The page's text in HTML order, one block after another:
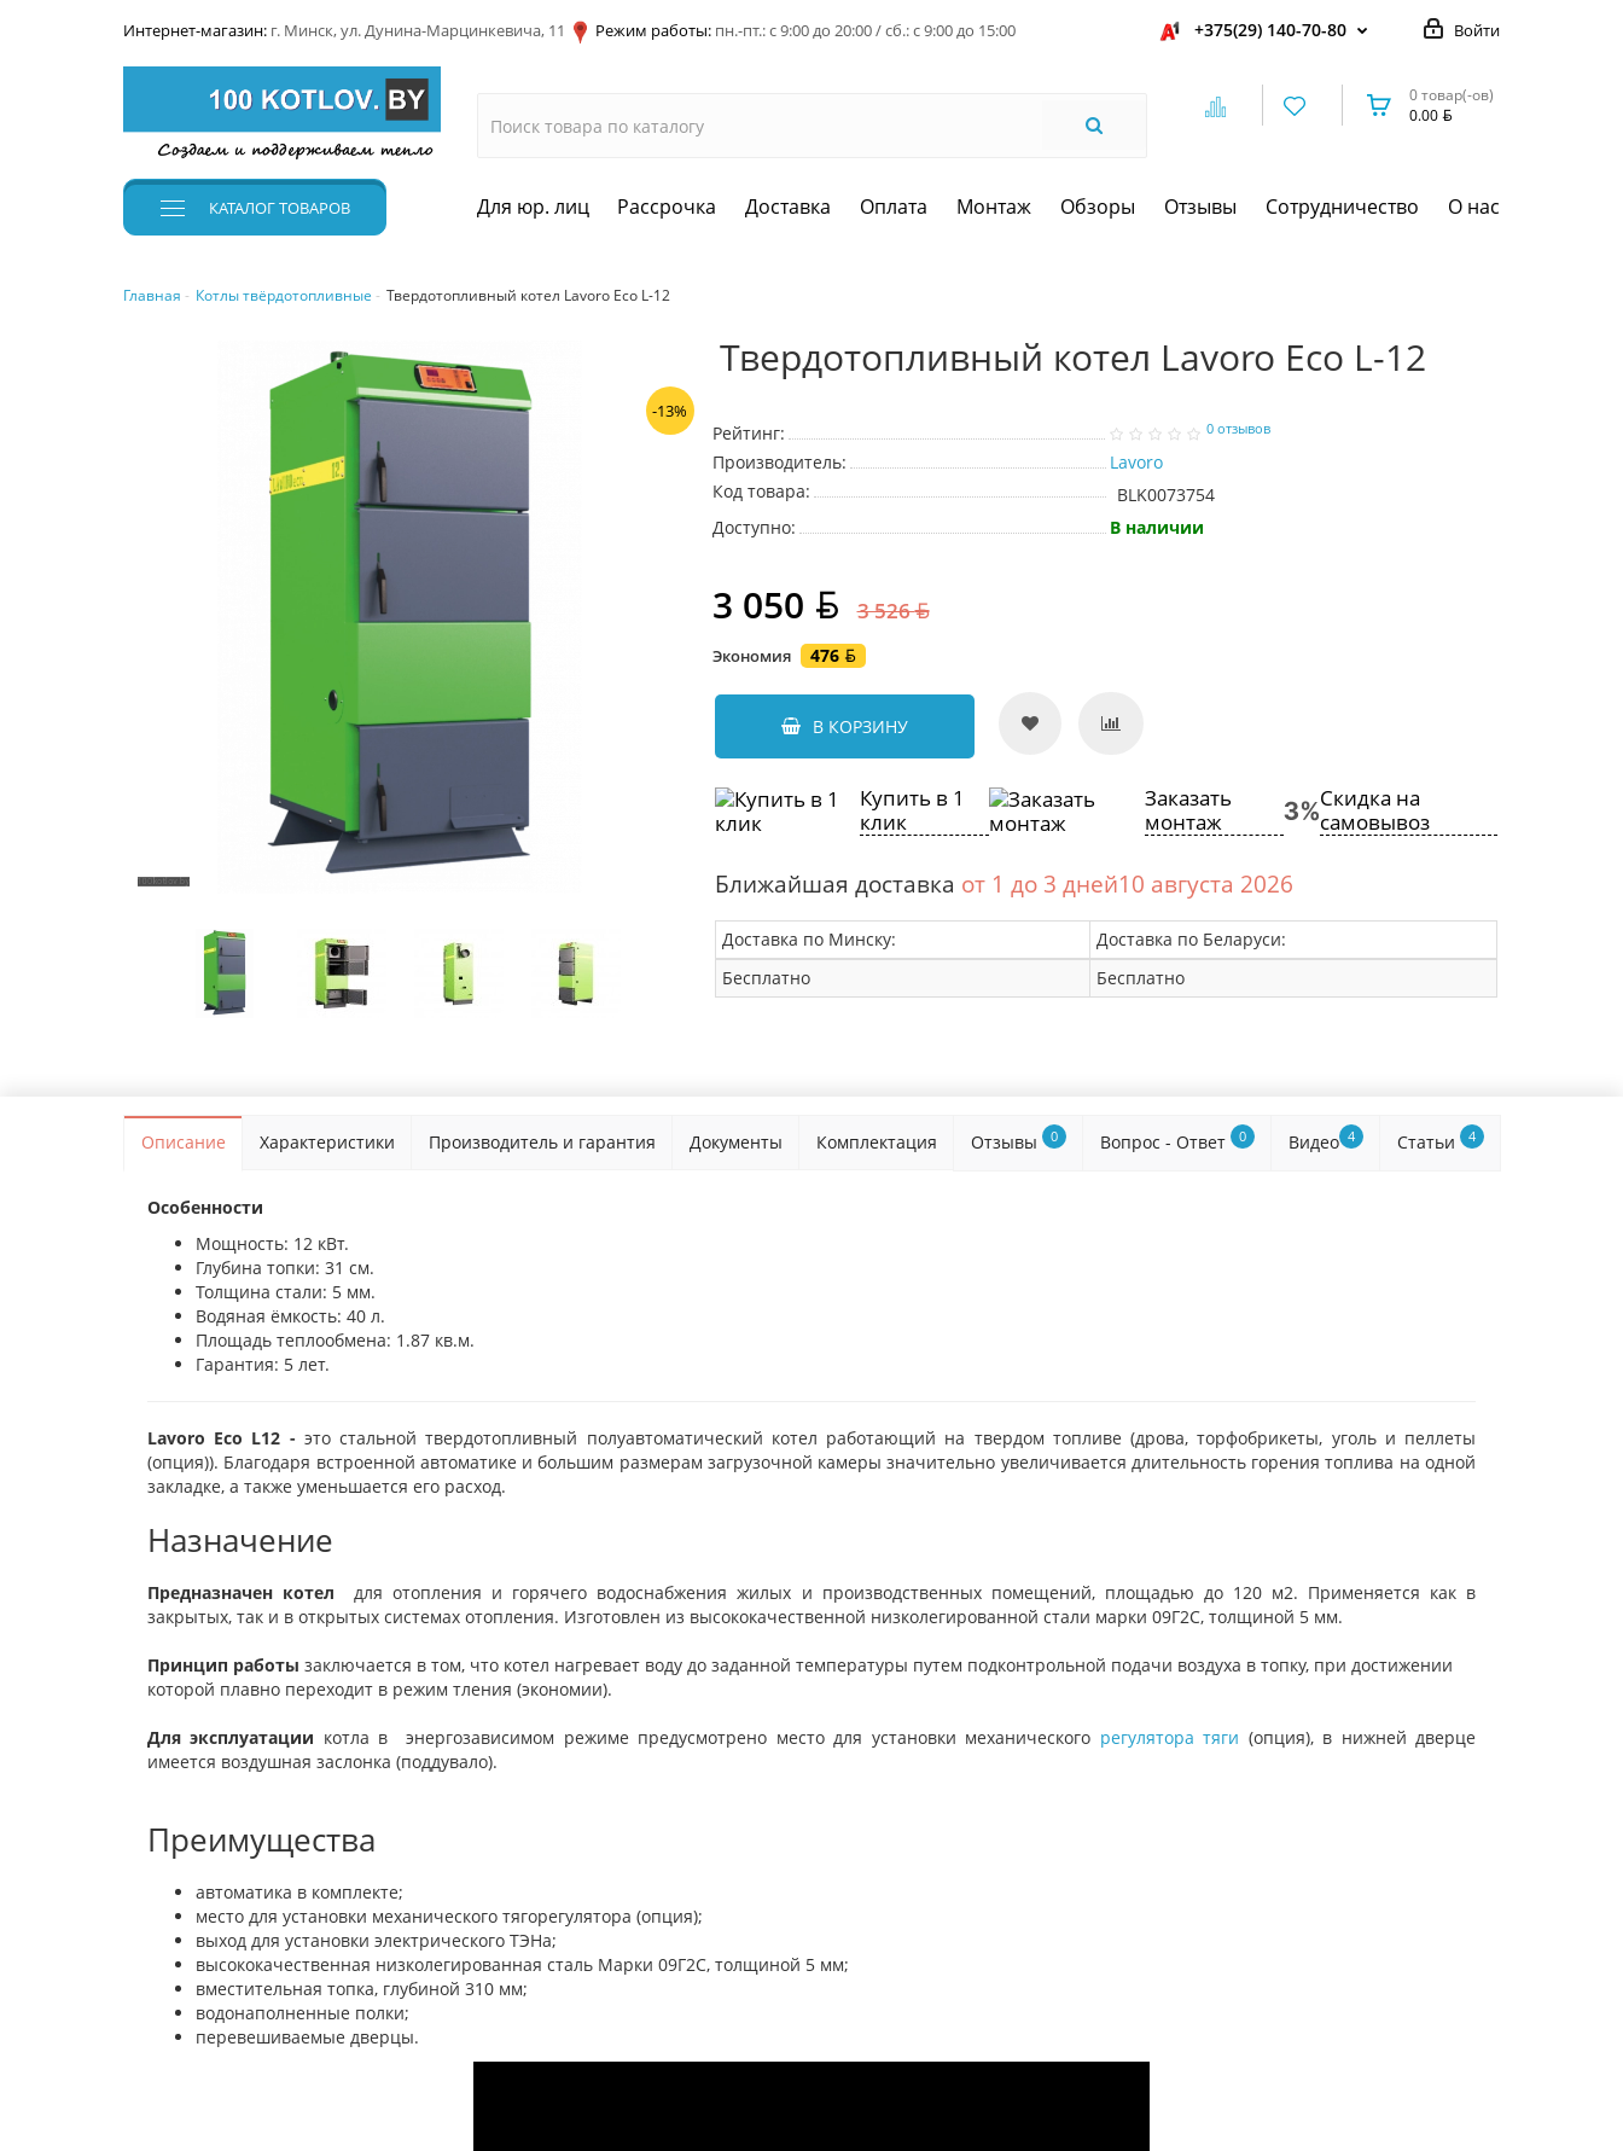
Интернет-магазин: г. Минск, ул. Дунина-Марцинкевича, 11 Режим работы: пн.-пт.: с 9:00 до 20:00 / сб.: с 9:00 до 15:00 Войти
+375(29) 140-70-80
0 товар(-ов)
0.00
КАТАЛОГТОВАРОВ Для юр. лиц Рассрочка Доставка Оплата Монтаж Обзоры Отзывы Сотрудничество О нас
Главная Котлы твёрдотопливные Твердотопливный котел Lavoro Eco L-12
-13%
Твердотопливный котел Lavoro Eco L-12
Рейтинг: 0 отзывов
Производитель:
Lavoro
Код товара:
BLK0073754
Доступно:
В наличии
3 050 3 526
Экономия 476
В КОРЗИНУ
Купить в 1
клик
Заказать
монтаж
Скидка на
самовывоз
Ближайшая доставка от 1 до 3 дней10 августа 2026
Доставка по Минску:
Доставка по Беларуси:
Бесплатно
Бесплатно
Описание Характеристики Производитель и гарантия Документы Комплектация Отзывы 0 Вопрос - Ответ 0 Видео 4 Статьи 4
Особенности
Мощность: 12 кВт.
Глубина топки: 31 см.
Толщина стали: 5 мм.
Водяная ёмкость: 40 л.
Площадь теплообмена: 1.87 кв.м.
Гарантия: 5 лет.
Lavoro Eco L12 - это стальной твердотопливный полуавтоматический котел работающий на твердом топливе (дрова, торфобрикеты, уголь и пеллеты
(опция)). Благодаря встроенной автоматике и большим размерам загрузочной камеры значительно увеличивается длительность горения топлива на одной
закладке, а также уменьшается его расход.
Назначение
Предназначен котел для отопления и горячего водоснабжения жилых и производственных помещений, площадью до 120 м2. Применяется как в
закрытых, так и в открытых системах отопления. Изготовлен из высококачественной низколегированной стали марки 09Г2С, толщиной 5 мм.
Принцип работы заключается в том, что котел нагревает воду до заданной температуры путем подконтрольной подачи воздуха в топку, при достижении
которой плавно переходит в режим тления (экономии).
Для эксплуатации котла в энергозависимом режиме предусмотрено место для установки механического регулятора тяги (опция), в нижней дверце
имеется воздушная заслонка (поддувало).
Преимущества
автоматика в комплекте;
место для установки механического тягорегулятора (опция);
выход для установки электрического ТЭНа;
высококачественная низколегированная сталь Марки 09Г2С, толщиной 5 мм;
вместительная топка, глубиной 310 мм;
водонаполненные полки;
перевешиваемые дверцы.